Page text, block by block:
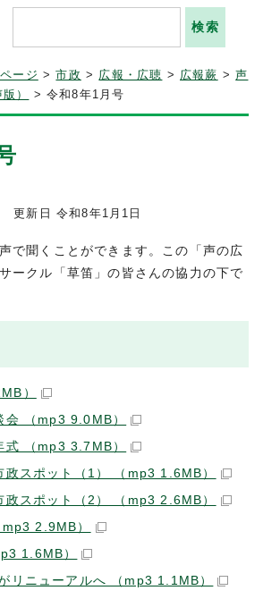
ージ >市政 > 広報・広聴 > 広報蕨 >声
）
> 令和8年1月号
更新日 令和8年1月1日
で聞くことができます。この「声の広
ークル「草笛」の皆さんの協力の下で
）
（mp3 9.0MB）
（mp3 3.7MB）
スポット（1） （mp3 1.6MB）
スポット（2） （mp3 2.6MB）
2.9MB）
1.6MB）
リニューアルへ （mp3 1.1MB）